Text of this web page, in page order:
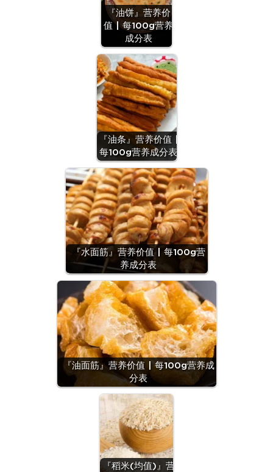
『油饼』营养价
值 | 每100g营养
成分表
『油条』营养价值 |
每100g营养成分表
『水面筋』营养价值 | 每100g营
养成分表
『油面筋』营养价值 | 每100g营养成
分表
『稻米(均值)』营